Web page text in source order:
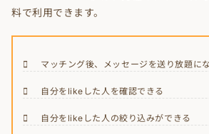
料で利用できます。
マッチング後、メッセージを送り放題に
自分をlikeした人を確認できる
自分をlikeした人の絞り込みができる